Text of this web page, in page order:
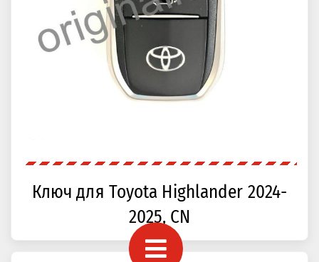
Ключ для Toyota Highlander 2024-
2025, CN